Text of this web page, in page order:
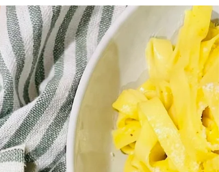
Ingrédients pour 2 portions : - 125g de
tagliatelles verde aux épinards - 125g de
tomates cerises - 100g de boursin cuisine
ail&fines...